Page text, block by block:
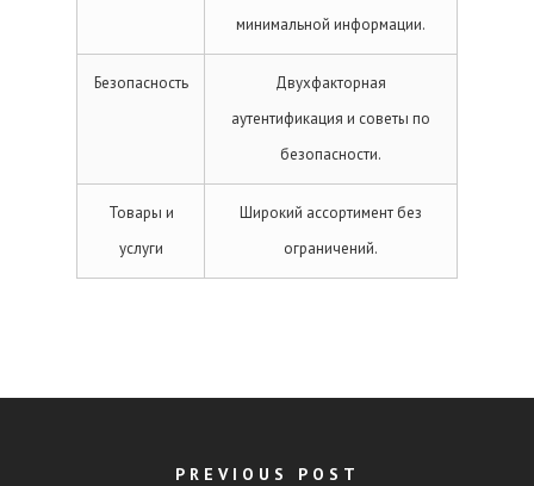
минимальной информации.
Безопасность
Двухфакторная
аутентификация и советы по
безопасности.
Товары и
услуги
Широкий ассортимент без
ограничений.
PREVIOUS POST